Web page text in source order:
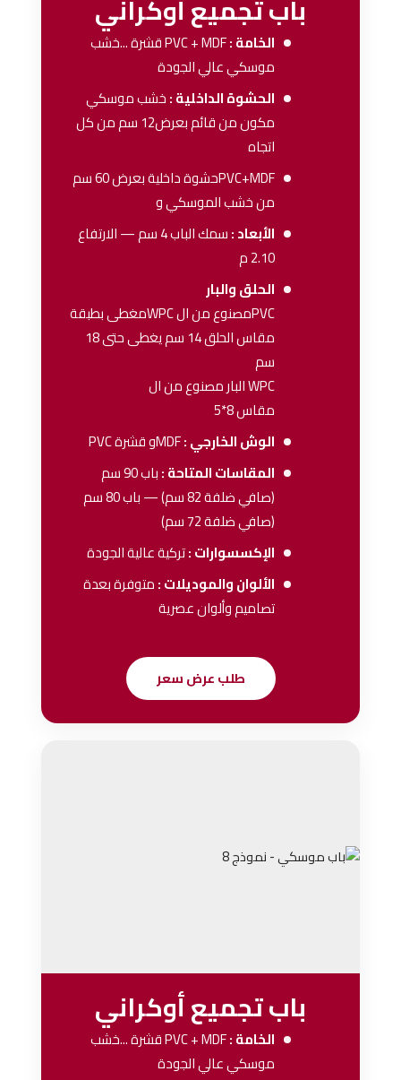
باب تجميع أوكراني
الخامة :PVC + MDFقشرة ...خشب
موسكي عالي الجودة
الحشوة الداخلية :خشب موسكي
مكون من قائم بعرض12 سم من كل
اتجاه
PVC+MDFحشوة داخلية بعرض 60 سم
من خشب الموسكي و
الأبعاد :
سمك الباب 4 سم — الارتفاع
2.10 م
الحلق والبار
PVCمصنوع من ال WPCمغطى بطبقة
مقاس الحلق 14 سم يغطى حتى 18
سم
WPC البار مصنوع من ال
مقاس 8*5
الوش الخارجي :
المقاسات المتاحة :
باب 90 سم
(صافي ضلفة 82 سم) — باب 80 سم
(صافي ضلفة 72 سم)
الإكسسوارات :تركية عالية الجودة
الألوان والموديلات :متوفرة بعدة
تصاميم وألوان عصرية
طلب عرض سعر
باب تجميع أوكراني
الخامة :PVC + MDFقشرة ...خشب
موسكي عالي الجودة